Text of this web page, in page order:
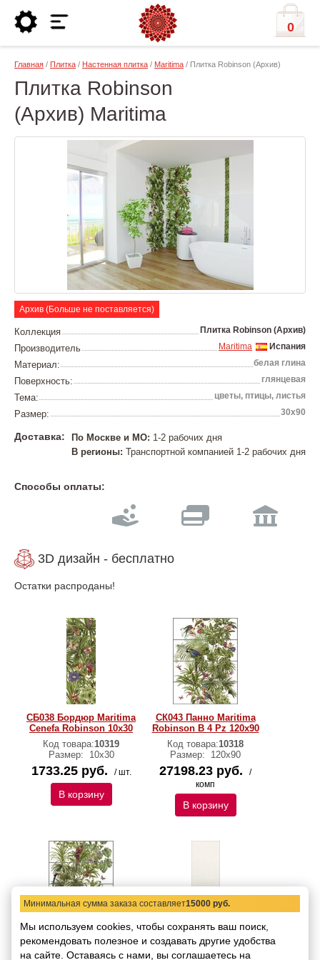
0
Главная / Плитка / Настенная плитка / Maritima / Плитка Robinson (Архив)
Плитка Robinson
(Архив) Maritima
Архив (Больше не поставляется)
Коллекция Плитка Robinson (Архив)
Производитель Испания
Maritima
Материал: белая глина
Поверхность: глянцевая
Тема: цветы, птицы, листья
Размер: 30х90
Доставка: По Москве и МО: 1-2 рабочих дня
В регионы: Транспортной компанией 1-2 рабочих дня
Способы оплаты:
3D дизайн - бесплатно
Остатки распроданы!
СБ038 Бордюр Maritima
Cenefa Robinson 10х30
Код товара:10319
Размер:
10х30
1733.25 руб. / шт.
В корзину
СК043 Панно Maritima
Robinson В 4 Pz 120х90
Код товара:10318
Размер:
120х90
27198.23 руб.
/
комп
В корзину
СК042 Панно Maritima
Robinson A 4 Pz 120х90
СП206 Плитка Maritima
Robinson Base Jamaica
Минимальная сумма заказа составляет15000 руб.
Мы используем cookies, чтобы сохранять ваш поиск,
рекомендовать полезное и создавать другие удобства
на сайте. Оставаясь с нами, вы соглашаетесь на